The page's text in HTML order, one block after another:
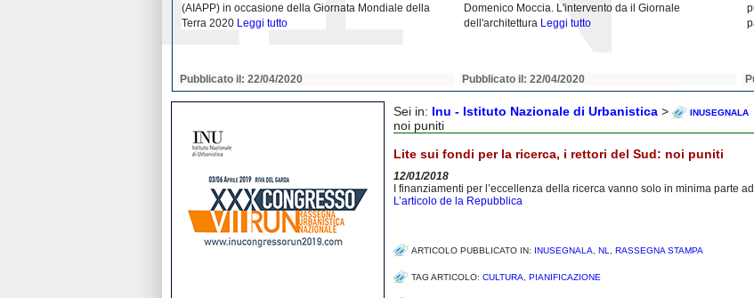
(AIAPP) in occasione della Giornata Mondiale della
Terra 2020 Leggi tutto
Pubblicato il: 22/04/2020
Domenico Moccia. L'intervento da il Giornale
dell'architettura Leggi tutto
Pubblicato il: 22/04/2020
Sei in: Inu - Istituto Nazionale di Urbanistica > INUSEGNALA
noi puniti
Lite sui fondi per la ricerca, i rettori del Sud: noi puniti
12/01/2018
I finanziamenti per l’eccellenza della ricerca vanno solo in minima parte
L’articolo de la Repubblica
ARTICOLO PUBBLICATO IN: INUSEGNALA NL RASSEGNA STAMPA
TAG ARTICOLO: CULTURA PIANIFICAZIONE